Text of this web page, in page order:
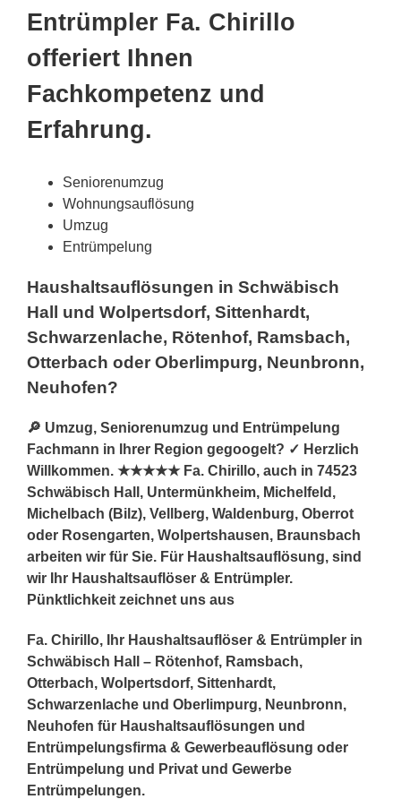
Entrümpler Fa. Chirillo
offeriert Ihnen
Fachkompetenz und
Erfahrung.
Seniorenumzug
Wohnungsauflösung
Umzug
Entrümpelung
Haushaltsauflösungen in Schwäbisch
Hall und Wolpertsdorf, Sittenhardt,
Schwarzenlache, Rötenhof, Ramsbach,
Otterbach oder Oberlimpurg, Neunbronn,
Neuhofen?
🔎 Umzug, Seniorenumzug und Entrümpelung
Fachmann in Ihrer Region gegoogelt? ✓ Herzlich
Willkommen. ★★★★★ Fa. Chirillo, auch in 74523
Schwäbisch Hall, Untermünkheim, Michelfeld,
Michelbach (Bilz), Vellberg, Waldenburg, Oberrot
oder Rosengarten, Wolpertshausen, Braunsbach
arbeiten wir für Sie. Für Haushaltsauflösung, sind
wir Ihr Haushaltsauflöser & Entrümpler.
Pünktlichkeit zeichnet uns aus
Fa. Chirillo, Ihr Haushaltsauflöser & Entrümpler in
Schwäbisch Hall – Rötenhof, Ramsbach,
Otterbach, Wolpertsdorf, Sittenhardt,
Schwarzenlache und Oberlimpurg, Neunbronn,
Neuhofen für Haushaltsauflösungen und
Entrümpelungsfirma & Gewerbeauflösung oder
Entrümpelung und Privat und Gewerbe
Entrümpelungen.